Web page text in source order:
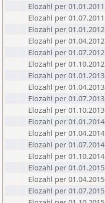
Elozahl per 01.01.2011
Elozahl per 01.07.2011
Elozahl per 01.01.2012
Elozahl per 01.04.2012
Elozahl per 01.07.2012
Elozahl per 01.10.2012
Elozahl per 01.01.2013
Elozahl per 01.04.2013
Elozahl per 01.07.2013
Elozahl per 01.10.2013
Elozahl per 01.01.2014
Elozahl per 01.04.2014
Elozahl per 01.07.2014
Elozahl per 01.10.2014
Elozahl per 01.01.2015
Elozahl per 01.04.2015
Elozahl per 01.07.2015